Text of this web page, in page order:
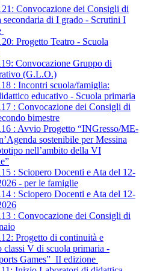
Convocazione dei Consigli di
secondaria di I grado - Scrutini I
Progetto Teatro - Scuola
Convocazione Gruppo di
(G.L.O.)
: Incontri scuola/famiglia:
educativo - Scuola primaria
: Convocazione dei Consigli di
bimestre
: Avvio Progetto “INGresso/ME-
sostenibile per Messina
nell’ambito della VI
: Sciopero Docenti e Ata del 12-
- per le famiglie
: Sciopero Docenti e Ata del 12-
: Convocazione dei Consigli di
Progetto di continuità e
classi V di scuola primaria -
Games” II edizione